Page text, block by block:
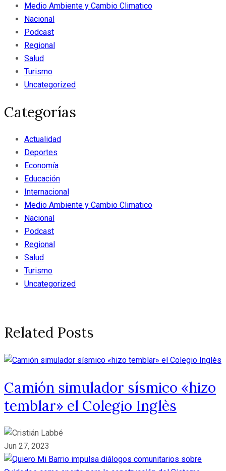
Medio Ambiente y Cambio Climatico
Nacional
Podcast
Regional
Salud
Turismo
Uncategorized
Categorías
Actualidad
Deportes
Economía
Educación
Internacional
Medio Ambiente y Cambio Climatico
Nacional
Podcast
Regional
Salud
Turismo
Uncategorized
Related Posts
Camión simulador sísmico «hizo
temblar» el Colegio Inglès
Jun 27, 2023